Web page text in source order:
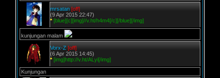
mrsatan [off]
(9 Apr 2015 22:47)
* [blue][c][img]//v.ht/h4m4[/c][/blue][/img]
kunjungan malam
Vorx-Z [off]
(6 Apr 2015 14:45)
* [img]http://v.ht/ALyi[/img]
Kunjungan